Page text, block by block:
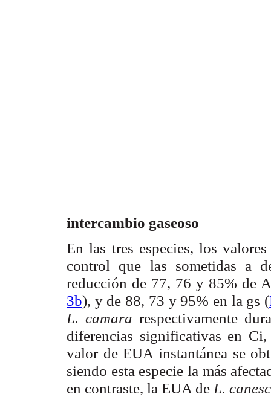
intercambio gaseoso
En las tres especies, los
control que las sometidas a
reducción de 77, 76 y 85% de
3b), y de 88, 73 y 95% en la gs (
L. camara respectivamente
diferencias significativas en Ci,
valor de EUA instantánea se
siendo esta especie la más
en contraste, la EUA de L.